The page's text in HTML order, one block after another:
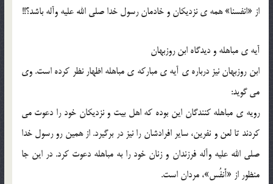
از «انفسنا» همه ی نزدیکان و خادمان رسول خدا صلى الله علیه وآله باشد؟!!
آیه ی مباهله و دیدگاه ابن روزبهان
ابن روزبهان نیز درباره ی آیه ی مبارکه ی مباهله اظهار نظر کرده است. وى
مى گوید:
رویه ی مباهله کنندگان این بوده که اهل بیت و نزدیکان خود را دعوت مى
کردند تا لعن و نفرین، سایر افرادشان را نیز در برگیرد. از همین رو رسول خدا
صلى الله علیه وآله فرزندان و زنان خود را به مباهله دعوت کرد. در این جا
منظور از «أَنفُس»، مردان است.